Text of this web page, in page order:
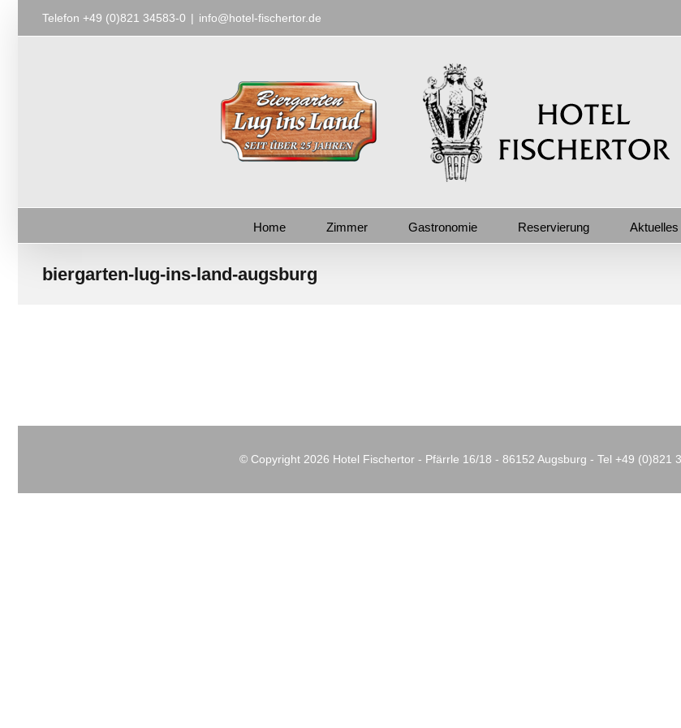
Inhalt
Telefon +49 (0)821 34583-0 | info@hotel-fischertor.de
Home Zimmer Gastronomie Reservierung Aktuelles
biergarten-lug-ins-land-augsburg
© Copyright 2026 Hotel Fischertor - Pfärrle 16/18 - 86152 Augsburg - Tel +49 (0)821